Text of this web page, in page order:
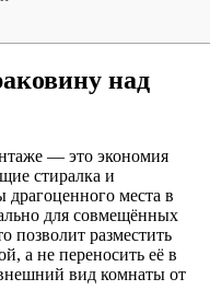
над
— это экономия
стиралка и
места в
для совмещённых
позволит разместить
а не переносить её в
вид комнаты от